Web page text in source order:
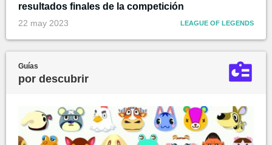
resultados finales de la competición
22 may 2023 LEAGUE OF LEGENDS
Guías
por descubrir